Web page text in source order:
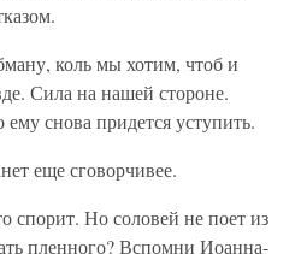
коль мы хотим, чтоб и
Сила на нашей стороне.
снова придется уступить.
еще сговорчивее.
Но соловей не поет из
пленного? Вспомни Иоанна-